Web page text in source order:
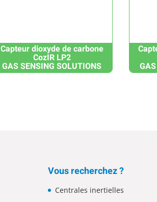
Capteur dioxyde de carbone
CozIR LP2
GAS SENSING SOLUTIONS
Vous recherchez ?
Centrales inertielles